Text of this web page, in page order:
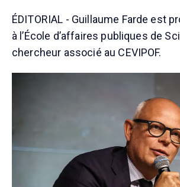
ÉDITORIAL - Guillaume Farde est
à l’École d’affaires publiques de
chercheur associé au CEVIPOF.